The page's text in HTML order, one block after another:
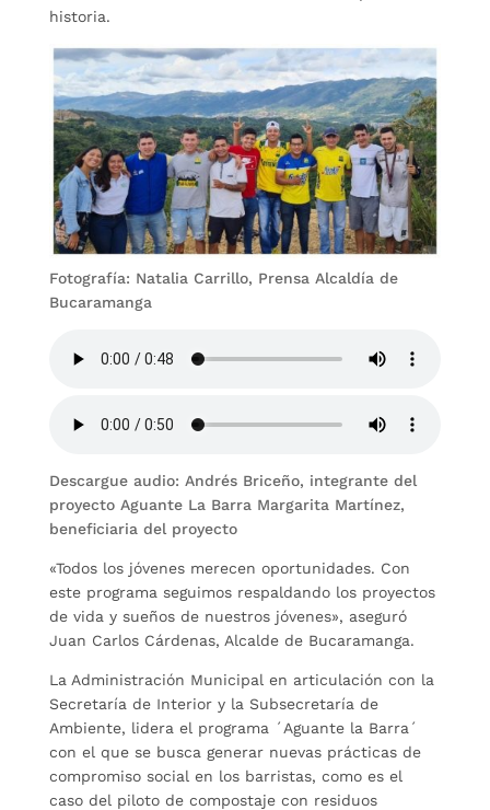
historia.
Fotografía: Natalia Carrillo, Prensa Alcaldía de
Bucaramanga
Descargue audio: Andrés Briceño, integrante del
proyecto Aguante La Barra Margarita Martínez,
beneficiaria del proyecto
«Todos los jóvenes merecen oportunidades. Con
este programa seguimos respaldando los proyectos
de vida y sueños de nuestros jóvenes», aseguró
Juan Carlos Cárdenas, Alcalde de Bucaramanga.
La Administración Municipal en articulación con la
Secretaría de Interior y la Subsecretaría de
Ambiente, lidera el programa ´Aguante la Barra´
con el que se busca generar nuevas prácticas de
compromiso social en los barristas, como es el
caso del piloto de compostaje con residuos